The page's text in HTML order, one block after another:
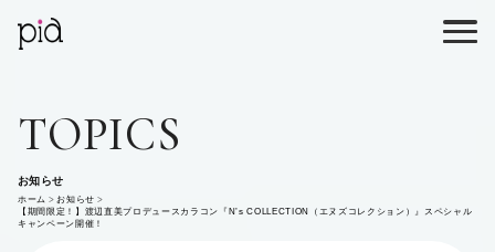
TOPICS
お知らせ
ホーム
お知らせ
【期間限定！】渡辺直美プロデュースカラコン『N’s COLLECTION（エヌズコレクション）』スペシャル
キャンペーン開催！